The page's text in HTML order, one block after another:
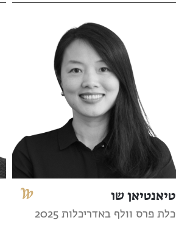
טיאנטיאן שו
כלת פרס וולף באדריכלות 2025